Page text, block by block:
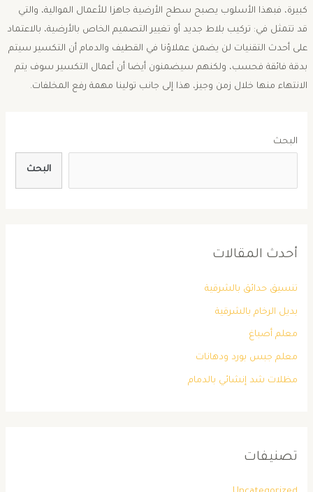
كبيرة، فبهذا الأسلوب يصبح سطح الأرضية جاهزا للأعمال الموالية، والتي
قد تتمثل في: تركيب بلاط جديد أو تغيير التصميم الخاص بالأرضية، بالاعتماد
على أحدث التقنيات لن يضمن عملاؤنا في القطيف والدمام أن التكسير سيتم
بدقة فائقة فحسب، ولكنهم سيضمنون أيضا أن أعمال التكسير سوف يتم
الانتهاء منها خلال زمن وجيز، هذا إلى جانب تولينا مهمة رفع المخلفات.
البحث
البحث
أحدث المقالات
تنسيق حدائق بالشرقية
بديل الرخام بالشرقية
معلم أصباغ
معلم جبس بورد ودهانات
مظلات شد إنشائي بالدمام
تصنيفات